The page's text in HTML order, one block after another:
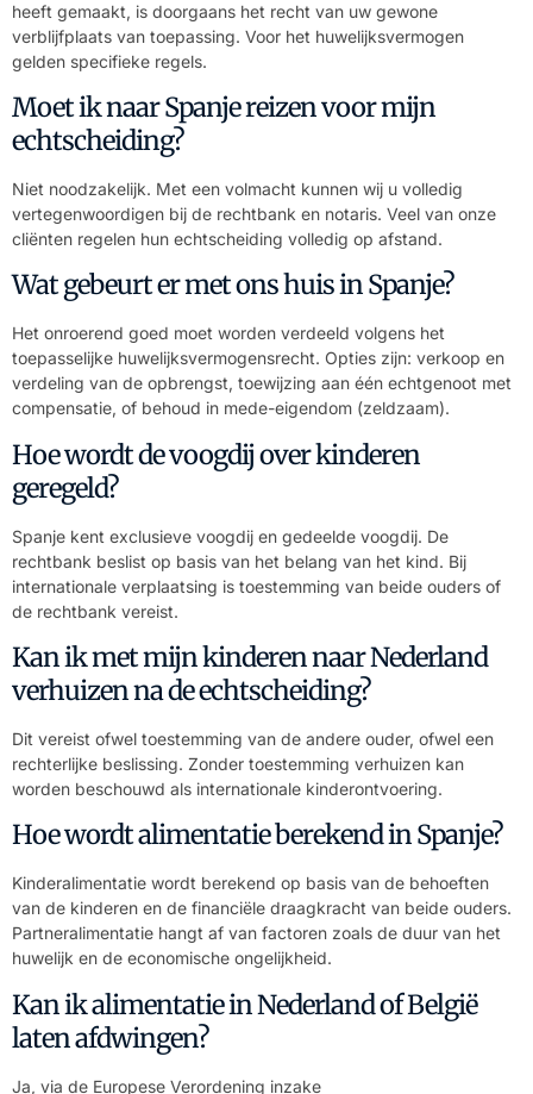
heeft gemaakt, is doorgaans het recht van uw gewone
verblijfplaats van toepassing. Voor het huwelijksvermogen
gelden specifieke regels.
Moet ik naar Spanje reizen voor mijn
echtscheiding?
Niet noodzakelijk. Met een volmacht kunnen wij u volledig
vertegenwoordigen bij de rechtbank en notaris. Veel van onze
cliënten regelen hun echtscheiding volledig op afstand.
Wat gebeurt er met ons huis in Spanje?
Het onroerend goed moet worden verdeeld volgens het
toepasselijke huwelijksvermogensrecht. Opties zijn: verkoop en
verdeling van de opbrengst, toewijzing aan één echtgenoot met
compensatie, of behoud in mede-eigendom (zeldzaam).
Hoe wordt de voogdij over kinderen
geregeld?
Spanje kent exclusieve voogdij en gedeelde voogdij. De
rechtbank beslist op basis van het belang van het kind. Bij
internationale verplaatsing is toestemming van beide ouders of
de rechtbank vereist.
Kan ik met mijn kinderen naar Nederland
verhuizen na de echtscheiding?
Dit vereist ofwel toestemming van de andere ouder, ofwel een
rechterlijke beslissing. Zonder toestemming verhuizen kan
worden beschouwd als internationale kinderontvoering.
Hoe wordt alimentatie berekend in Spanje?
Kinderalimentatie wordt berekend op basis van de behoeften
van de kinderen en de financiële draagkracht van beide ouders.
Partneralimentatie hangt af van factoren zoals de duur van het
huwelijk en de economische ongelijkheid.
Kan ik alimentatie in Nederland of België
laten afdwingen?
Ja, via de Europese Verordening inzake